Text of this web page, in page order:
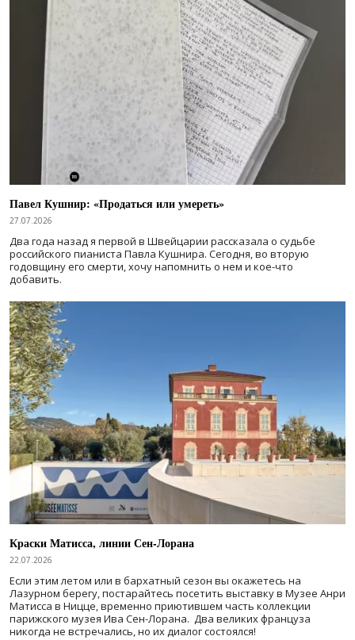
Павел Кушнир: «Продаться или умереть»
27.07.2026
Два года назад я первой в Швейцарии рассказала о судьбе
российского пианиста Павла Кушнира. Сегодня, во вторую
годовщину его смерти, хочу напомнить о нем и кое-что
добавить.
Краски Матисса, линии Сен-Лорана
22.07.2026
Если этим летом или в бархатный сезон вы окажетесь на
Лазурном берегу, постарайтесь посетить выставку в Музее Анри
Матисса в Ницце, временно приютившем часть коллекции
парижского музея Ива Сен-Лорана. Два великих француза
никогда не встречались, но их диалог состоялся!